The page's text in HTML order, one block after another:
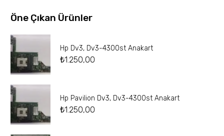
Öne Çıkan Ürünler
Hp Dv3, Dv3-4300st Anakart
₺1.250,00
Hp Pavilion Dv3, Dv3-4300st Anakart
₺1.250,00